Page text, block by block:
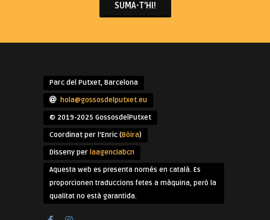
SUMA-T'HI!
Parc del Putxet, Barcelona
hola@gossosdelputxet.eu
© 2019-2025 GossosdelPutxet
Coordinat per l'Enric (Bòira)
Disseny per laagenciabcn
Aquesta web es presenta només en català. Es
proporcionen traduccions fetes a màquina, però la
qualitat no està garantida.